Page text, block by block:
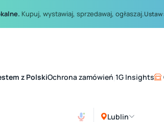
Kupuj, wystawiaj, sprzedawaj, ogłaszaj.Ustaw
z PolskiOchrona zamówień 1G Insights
Lublin